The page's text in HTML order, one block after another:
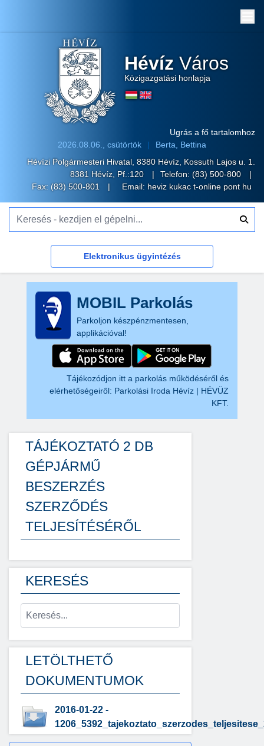
Hévíz Város
Közigazgatási honlapja
Ugrás a fő tartalomhoz
2026.08.06., csütörtök
Berta, Bettina
Hévízi Polgármesteri Hivatal, 8380 Hévíz, Kossuth Lajos u. 1.
8381 Hévíz, Pf.:120
Telefon: (83) 500-800
Fax: (83) 500-801
Email: heviz kukac t-online pont hu
Elektronikus ügyintézés
MOBIL Parkolás
Parkoljon készpénzmentesen,
applikációval!
Tájékozódjon itt a parkolás működéséről és
elérhetőségeiről: Parkolási Iroda Hévíz | HÉVÜZ
KFT.
TÁJÉKOZTATÓ 2 DB
GÉPJÁRMŰ
BESZERZÉS
SZERZŐDÉS
TELJESÍTÉSÉRŐL
KERESÉS
LETÖLTHETŐ
DOKUMENTUMOK
2016-01-22 -